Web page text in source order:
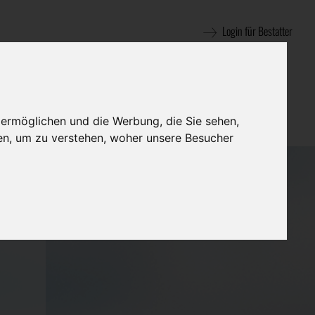
und die Werbung, die Sie sehen,
um zu verstehen, woher unsere Besucher
Login für Bestatter